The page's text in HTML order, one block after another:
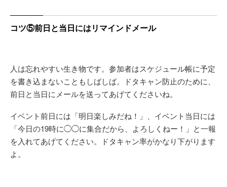
コツ⑤前日と当日にはリマインドメール
人は忘れやすい生き物です。参加者はスケジュール帳に予定
を書き込まないこともしばしば。ドタキャン防止のために、
前日と当日にメールを送ってあげてくださいね。
イベント前日には「明日楽しみだね！」、イベント当日には
「今日の19時に◯◯に集合だから、よろしくねー！」と一報
を入れてあげてください。ドタキャン率がかなり下がります
よ。